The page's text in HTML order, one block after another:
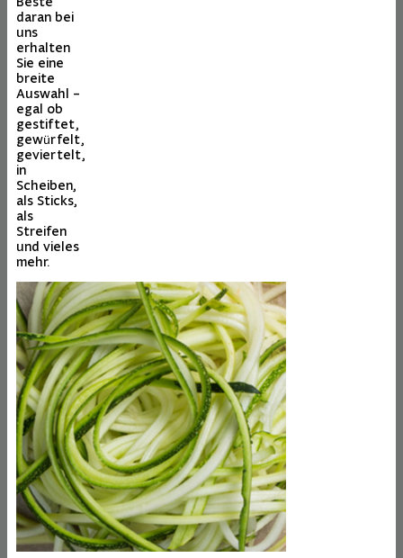
daran bei
uns
erhalten
Sie eine
breite
Auswahl –
egal ob
gestiftet,
gewürfelt,
geviertelt,
in
Scheiben,
als Sticks,
als
Streifen
und vieles
mehr.